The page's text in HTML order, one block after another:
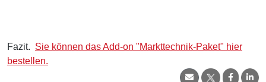
Fazit. Sie können das Add-on "Markttechnik-Paket" hier
bestellen.